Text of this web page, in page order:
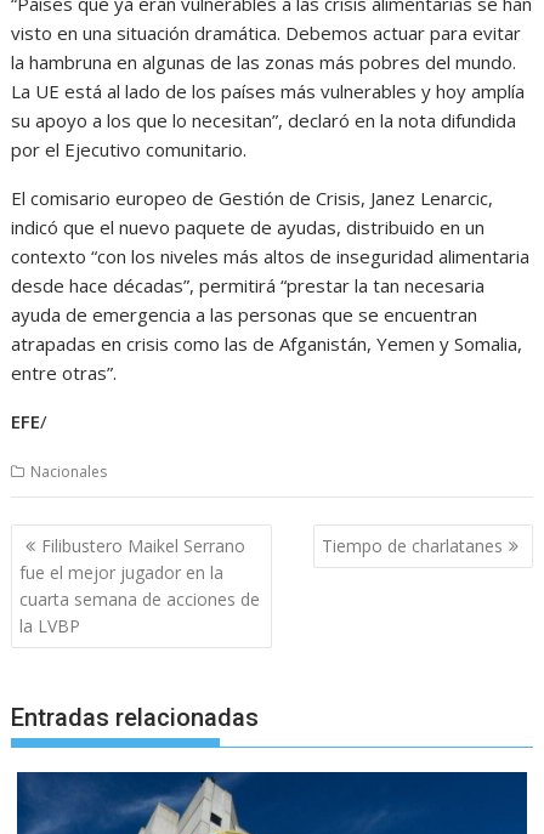
visto en una situación dramática. Debemos actuar para evitar
la hambruna en algunas de las zonas más pobres del mundo.
La UE está al lado de los países más vulnerables y hoy amplía
su apoyo a los que lo necesitan”, declaró en la nota difundida
por el Ejecutivo comunitario.
El comisario europeo de Gestión de Crisis, Janez Lenarcic,
indicó que el nuevo paquete de ayudas, distribuido en un
contexto “con los niveles más altos de inseguridad alimentaria
desde hace décadas”, permitirá “prestar la tan necesaria
ayuda de emergencia a las personas que se encuentran
atrapadas en crisis como las de Afganistán, Yemen y Somalia,
entre otras”.
EFE/
Nacionales
Navegación
de
entradas
Filibustero Maikel Serrano
fue el mejor jugador en la
cuarta semana de acciones de
la LVBP
Tiempo de charlatanes
Entradas relacionadas